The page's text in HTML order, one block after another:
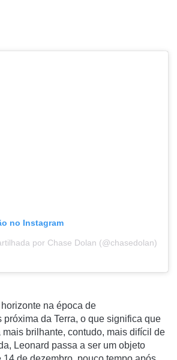
no Instagram
por Chase Dolan (@chasedolan)
na época de
próxima da Terra, o que significa que
mais brilhante, contudo, mais difícil de
Leonard passa a ser um objeto